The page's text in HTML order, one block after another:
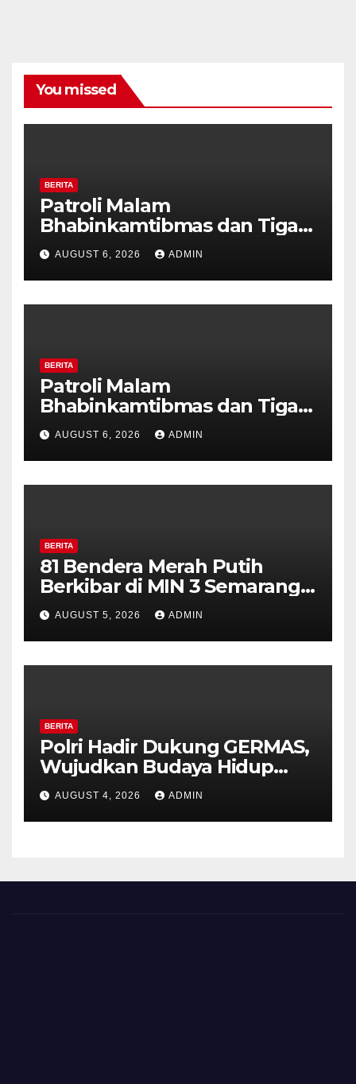
You missed
BERITA
Patroli Malam
Bhabinkamtibmas dan Tiga
Pilar Kelurahan Ungaran
Perkuat Kamtibmas, Warga
Diajak Aktifkan Ronda
AUGUST 6, 2026 ADMIN
BERITA
Patroli Malam
Bhabinkamtibmas dan Tiga
Pilar Kelurahan Ungaran
Perkuat Kamtibmas, Warga
Diajak Aktifkan Ronda
AUGUST 6, 2026 ADMIN
BERITA
81 Bendera Merah Putih
Berkibar di MIN 3 Semarang,
Bhabinkamtibmas Desa
Timpik Hadiri Peringatan
HUT ke-81 Kemerdekaan RI
AUGUST 5, 2026 ADMIN
BERITA
Polri Hadir Dukung GERMAS,
Wujudkan Budaya Hidup
Sehat di Kecamatan Pabelan
AUGUST 4, 2026 ADMIN